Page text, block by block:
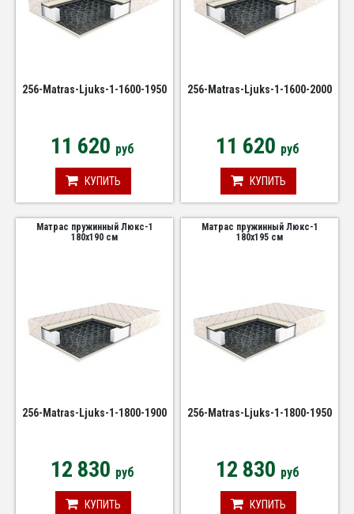
256-Matras-Ljuks-1-1600-1950
11 620 руб
КУПИТЬ
256-Matras-Ljuks-1-1600-2000
11 620 руб
КУПИТЬ
Матрас пружинный Люкс-1
180х190 см
256-Matras-Ljuks-1-1800-1900
12 830 руб
КУПИТЬ
Матрас пружинный Люкс-1
180х195 см
256-Matras-Ljuks-1-1800-1950
12 830 руб
КУПИТЬ